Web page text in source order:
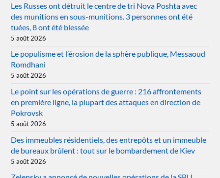
Les Russes ont détruit le centre de tri Nova Poshta avec
des munitions en sous-munitions. 3 personnes ont été
tuées, 8 ont été blessée
5 août 2026
Le populisme et l’érosion de la sphère publique, Messaoud
Romdhani
5 août 2026
Le point sur les opérations de guerre : 216 affrontements
en première ligne, la plupart des attaques en direction de
Pokrovsk
5 août 2026
Des immeubles résidentiels, des entrepôts et un immeuble
de bureaux brûlent : tout sur le bombardement de Kiev
5 août 2026